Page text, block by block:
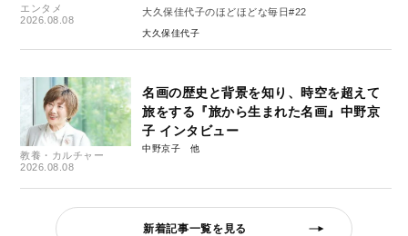
エンタメ
2026.08.08
大久保佳代子のほどほどな毎日#22
大久保佳代子
教養・カルチャー
2026.08.08
名画の歴史と背景を知り、時空を超えて
旅をする『旅から生まれた名画』中野京
子 インタビュー
中野京子
新着記事一覧を見る